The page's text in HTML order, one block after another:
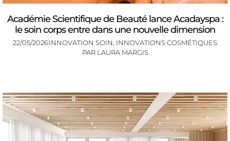
Académie Scientifique de Beauté lance Acadayspa :
le soin corps entre dans une nouvelle dimension
22/05/2026INNOVATION SOIN INNOVATIONS COSMÉTIQUES
PAR LAURA MARGIS